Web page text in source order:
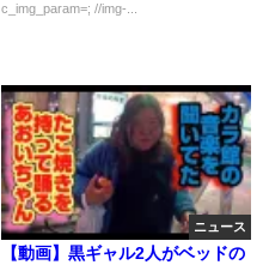
c_img_param=; //img-...
ニュース
【動画】黒ギャル2人がベッドの